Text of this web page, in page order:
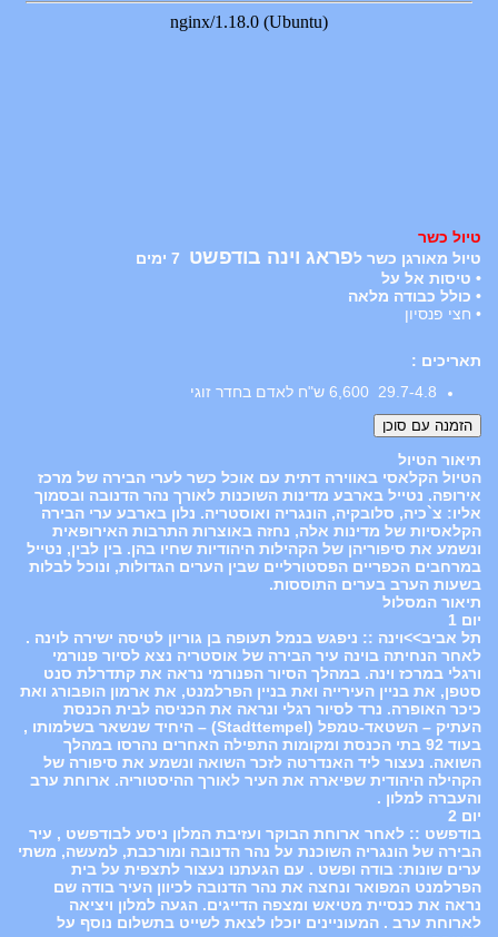
טיול כשר
טיול מאורגן כשר לפראג וינה בודפשט
• טיסות אל על
• כולל כבודה מלאה
• חצי פנסיון
תאריכים :
29.7-4.8 6,600 ש"ח לאדם בחדר זוגי
תיאור הטיול
הטיול הקלאסי באווירה דתית עם אוכל כשר לערי הבירה של מרכז
אירופה. נטייל בארבע מדינות השוכנות לאורך נהר הדנובה ובסמוך
אליו: צ`כיה, סלובקיה, הונגריה ואוסטריה. נלון בארבע ערי הבירה
הקלאסיות של מדינות אלה, נחזה באוצרות התרבות האירופאית
ונשמע את סיפוריהן של הקהילות היהודיות שחיו בהן. בין לבין, נטייל
במרחבים הכפריים הפסטורליים שבין הערים הגדולות, ונוכל לבלות
בשעות הערב בערים התוססות.
תיאור המסלול
יום 1
תל אביב>>וינה :: ניפגש בנמל תעופה בן גוריון לטיסה ישירה לוינה .
לאחר הנחיתה בוינה עיר הבירה של אוסטריה נצא לסיור פנורמי
ורגלי במרכז וינה. במהלך הסיור הפנורמי נראה את קתדרלת סנט
סטפן, את בניין העירייה ואת בניין הפרלמנט, את ארמון הופבורג ואת
כיכר האופרה. נרד לסיור רגלי ונראה את הכניסה לבית הכנסת
העתיק – השטאד-טמפל (Stadttempel) – היחיד שנשאר בשלמותו ,
בעוד 92 בתי הכנסת ומקומות התפילה האחרים נהרסו במהלך
השואה. נעצור ליד האנדרטה לזכר השואה ונשמע את סיפורה של
הקהילה היהודית שפיארה את העיר לאורך ההיסטוריה. ארוחת ערב
והעברה למלון .
יום 2
בודפשט :: לאחר ארוחת הבוקר ועזיבת המלון ניסע לבודפשט , עיר
הבירה של הונגריה השוכנת על נהר הדנובה ומורכבת, למעשה, משתי
ערים שונות: בודה ופשט . עם הגעתנו נעצור לתצפית על בית
הפרלמנט המפואר ונחצה את נהר הדנובה לכיוון העיר בודה שם
נראה את כנסיית מטיאש ומצפה הדייגים. הגעה למלון ויציאה
לארוחת ערב . המעוניינים יוכלו לצאת לשייט בתשלום נוסף על